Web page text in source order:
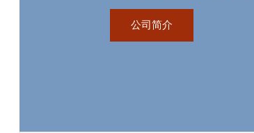
资质,玻璃幕墙工程资
生产线。
公司简介